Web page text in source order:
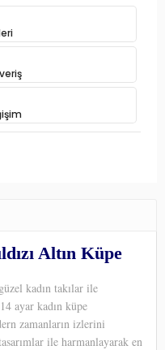
Altın Küpe
kadın takılar ile
ayar kadın küpe
zamanların izlerini
ile harmanlayarak en